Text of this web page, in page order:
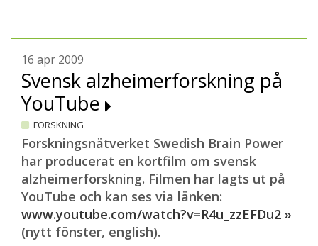
16 apr 2009
Svensk alzheimerforskning på
YouTube
FORSKNING
Forskningsnätverket Swedish Brain Power
har producerat en kortfilm om svensk
alzheimerforskning. Filmen har lagts ut på
YouTube och kan ses via länken:
www.youtube.com/watch?v=R4u_zzEFDu2 »
(nytt fönster, english).